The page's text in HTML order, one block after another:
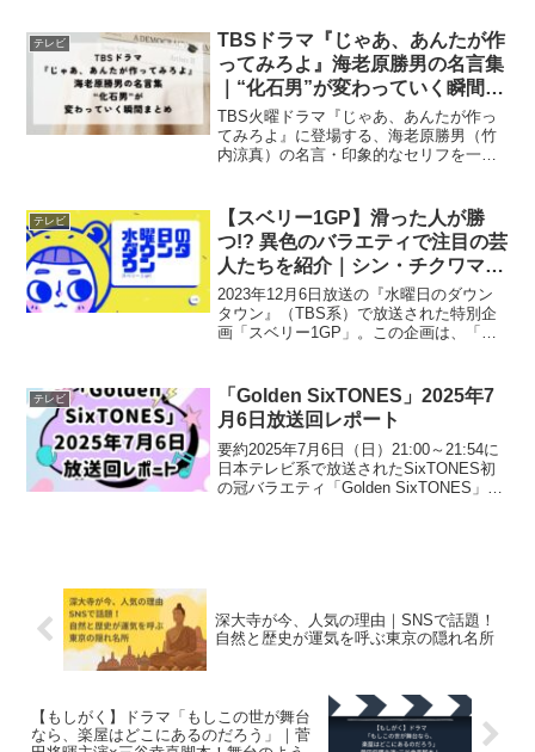
組が、今回は七夕にちなんだ特別企画を
実施。しかし、そ...
テレビ
TBSドラマ『じゃあ、あんたが作
ってみろよ』海老原勝男の名言集
｜“化石男”が変わっていく瞬間ま
とめ
TBS火曜ドラマ『じゃあ、あんたが作っ
てみろよ』に登場する、海老原勝男（竹
内涼真）の名言・印象的なセリフを一挙
た“化石男”が、料理を通じて少しずつ変わ
っていく姿は、視聴者...
テレビ
【スベリー1GP】滑った人が勝
つ!? 異色のバラエティで注目の芸
人たちを紹介｜シン・チクワマ
ン、チョッキG T5000、前島と
は？
2023年12月6日放送の『水曜日のダウン
タウン』（TBS系）で放送された特別企
画「スベリー1GP」。この企画は、「一
す。ネタが面白ければ負け、滑れば勝ち
という構成に、...
テレビ
「Golden SixTONES」2025年7
月6日放送回レポート
要約2025年7月6日（日）21:00～21:54に
日本テレビ系で放送されたSixTONES初
の冠バラエティ「Golden SixTONES」で
深大寺が今、人気の理由｜SNSで話題！
自然と歴史が運気を呼ぶ東京の隠れ名所
【もしがく】ドラマ「もしこの世が舞台
なら、楽屋はどこにあるのだろう」｜菅